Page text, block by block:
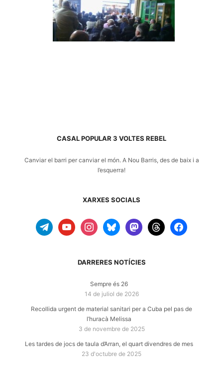
CASAL POPULAR 3 VOLTES REBEL
Canviar el barri per canviar el món. A Nou Barris, des de baix i a
l’esquerra!
XARXES SOCIALS
telegramyoutube instagrambluesky mastodonthreads facebook
DARRERES NOTÍCIES
Sempre és 26
14 de juliol de 2026
Recollida urgent de material sanitari per a Cuba pel pas de
l’huracà Melissa
3 de novembre de 2025
Les tardes de jocs de taula d’Arran, el quart divendres de mes
23 d'octubre de 2025